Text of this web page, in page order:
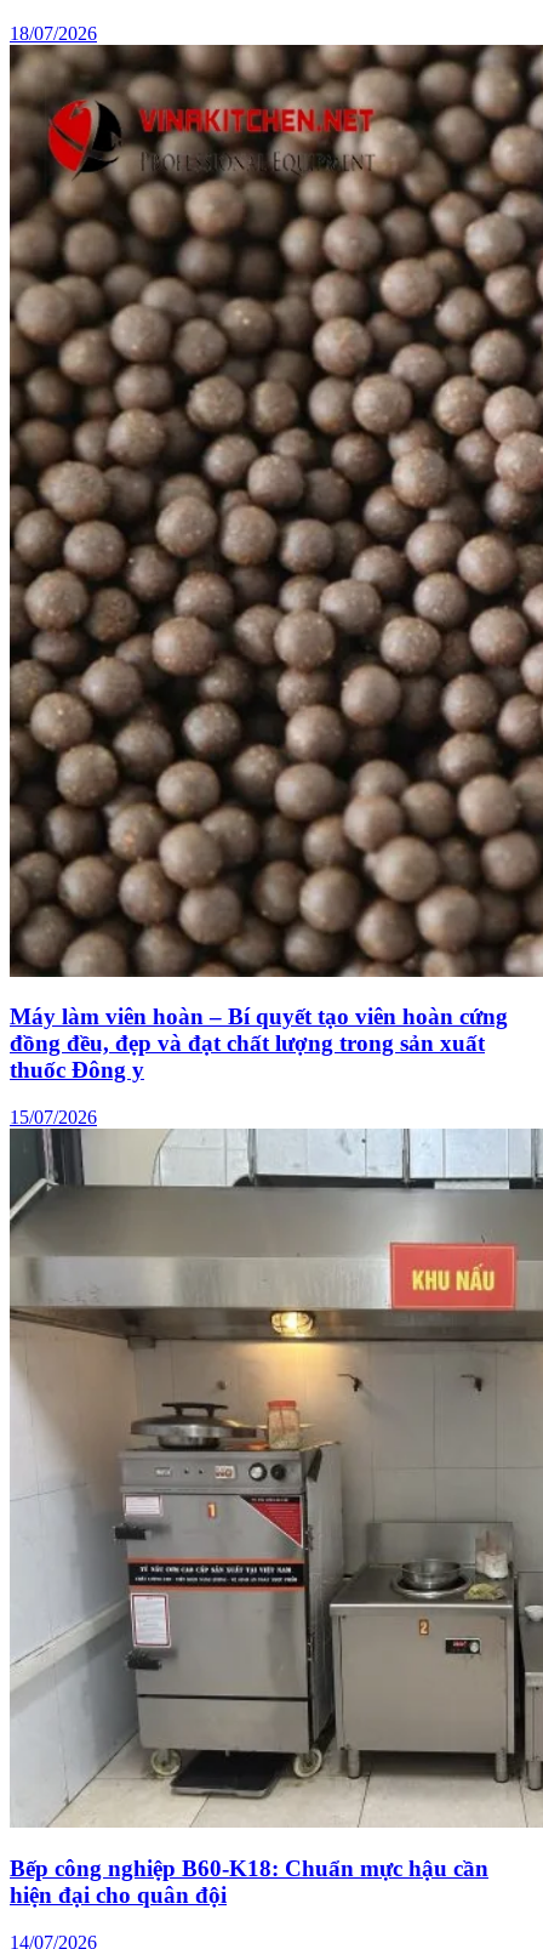
18/07/2026
Máy làm viên hoàn – Bí quyết tạo viên hoàn cứng
đồng đều, đẹp và đạt chất lượng trong sản xuất
thuốc Đông y
15/07/2026
Bếp công nghiệp B60-K18: Chuẩn mực hậu cần
hiện đại cho quân đội
14/07/2026